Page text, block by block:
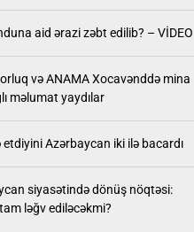
aid ərazi zəbt edilib? – VİDEO
və ANAMA Xocavənddə mina
məlumat yaydılar
etdiyini Azərbaycan iki ilə bacardı
siyasətində dönüş nöqtəsi:
ləğv ediləcəkmi?